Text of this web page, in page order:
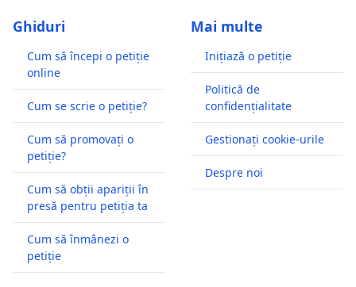
Ghiduri
Cum să începi o petiție
online
Cum se scrie o petiție?
Cum să promovați o
petiție?
Cum să obții apariții în
presă pentru petiția ta
Cum să înmânezi o
petiție
Mai multe
Inițiază o petiție
Politică de
confidențialitate
Gestionați cookie-urile
Despre noi